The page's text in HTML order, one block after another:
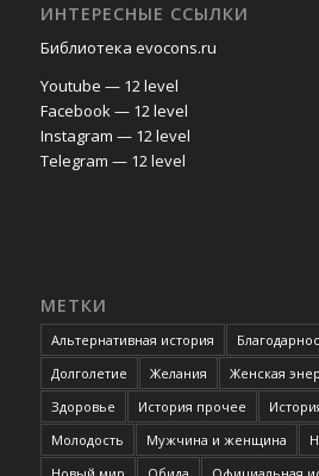
ИНТЕРЕСНЫЕ ССЫЛКИ
Библиотека evocons.ru
Youtube — 12 level
Facebook — 12 level
Instagram — 12 level
Telegram — 12 level
МЕТКИ
Альтернативная история
Долголетие
Желания Женская
Здоровье
История прочее
Молодость
Мужчина и женщина